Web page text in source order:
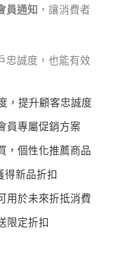
員通知 ，讓消費者
忠誠度，也能有效
，提升顧客忠誠度
員專屬促銷方案
，個性化推薦商品
得新品折扣
用於未來折抵消費
限定折扣